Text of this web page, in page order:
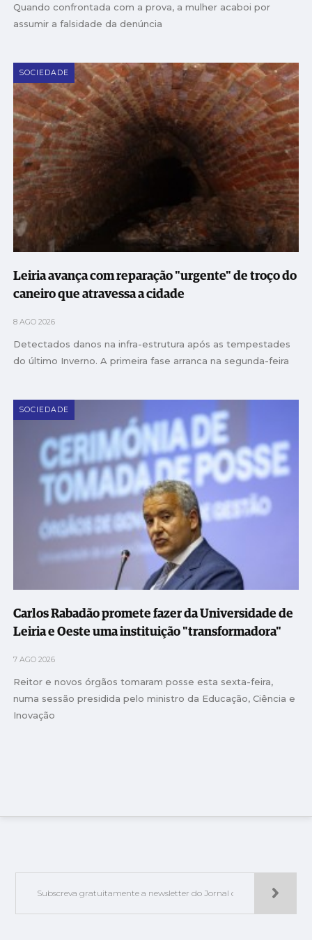
Quando confrontada com a prova, a mulher acaboi por
assumir a falsidade da denúncia
SOCIEDADE
Leiria avança com reparação "urgente" de troço do
caneiro que atravessa a cidade
8 AGO 2026
Detectados danos na infra-estrutura após as tempestades
do último Inverno. A primeira fase arranca na segunda-feira
SOCIEDADE
Carlos Rabadão promete fazer da Universidade de
Leiria e Oeste uma instituição "transformadora"
7 AGO 2026
Reitor e novos órgãos tomaram posse esta sexta-feira,
numa sessão presidida pelo ministro da Educação, Ciência e
Inovação